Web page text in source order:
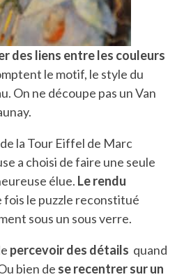
des liens entre les couleurs
le motif, le style du
On ne découpe pas un Van
la Tour Eiffel de Marc
a choisi de faire une seule
élue. Le rendu
fois le puzzle reconstitué
sous un sous verre.
percevoir des détails quand
bien de se recentrer sur un